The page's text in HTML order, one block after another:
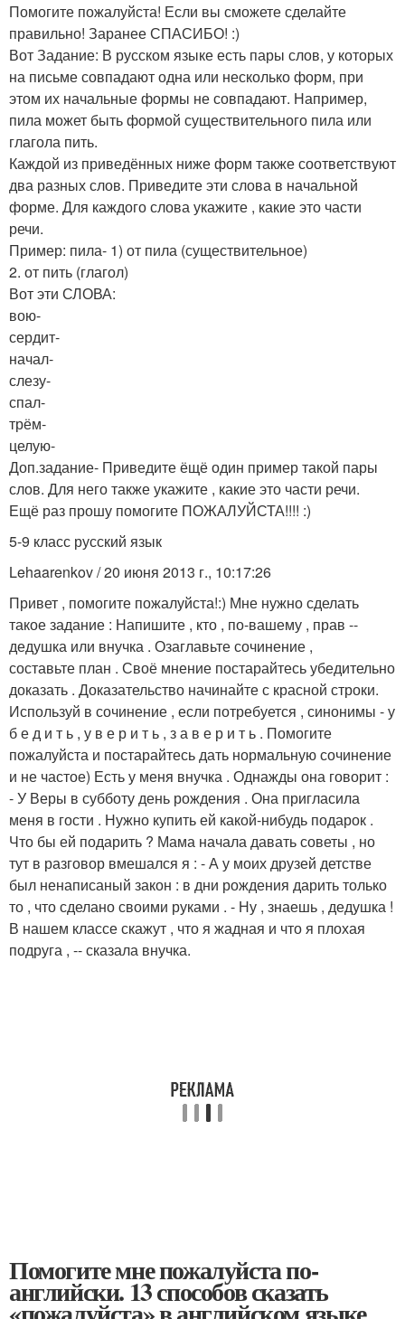
Помогите пожалуйста! Если вы сможете сделайте
правильно! Заранее СПАСИБО! :)
Вот Задание: В русском языке есть пары слов, у которых
на письме совпадают одна или несколько форм, при
этом их начальные формы не совпадают. Например,
пила может быть формой существительного пила или
глагола пить.
Каждой из приведённых ниже форм также соответствуют
два разных слов. Приведите эти слова в начальной
форме. Для каждого слова укажите , какие это части
речи.
Пример: пила- 1) от пила (существительное)
2. от пить (глагол)
Вот эти СЛОВА:
вою-
сердит-
начал-
слезу-
спал-
трём-
целую-
Доп.задание- Приведите ёщё один пример такой пары
слов. Для него также укажите , какие это части речи.
Ещё раз прошу помогите ПОЖАЛУЙСТА!!!! :)
5-9 класс русский язык
Lehaarenkov / 20 июня 2013 г., 10:17:26
Привет , помогите пожалуйста!:) Мне нужно сделать
такое задание : Напишите , кто , по-вашему , прав --
дедушка или внучка . Озаглавьте сочинение ,
составьте план . Своё мнение постарайтесь убедительно
доказать . Доказательство начинайте с красной строки.
Используй в сочинение , если потребуется , синонимы - у
б е д и т ь , у в е р и т ь , з а в е р и т ь . Помогите
пожалуйста и постарайтесь дать нормальную сочинение
и не частое) Есть у меня внучка . Однажды она говорит :
- У Веры в субботу день рождения . Она пригласила
меня в гости . Нужно купить ей какой-нибудь подарок .
Что бы ей подарить ? Мама начала давать советы , но
тут в разговор вмешался я : - А у моих друзей детстве
был ненаписаный закон : в дни рождения дарить только
то , что сделано своими руками . - Ну , знаешь , дедушка !
В нашем классе скажут , что я жадная и что я плохая
подруга , -- сказала внучка.
Помогите мне пожалуйста по-
английски. 13 способов сказать